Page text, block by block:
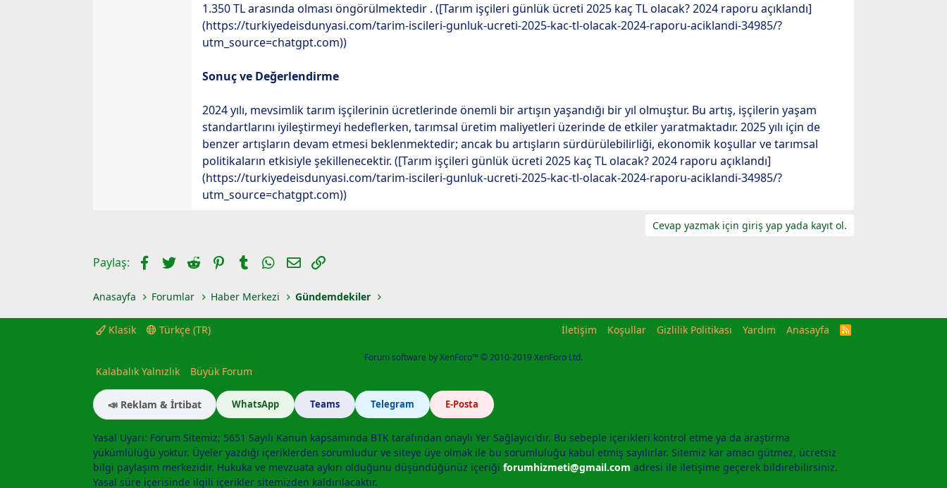
1.350 TL arasında olması öngörülmektedir . ([Tarım işçileri günlük ücreti 2025 kaç TL olacak? 2024 raporu açıklandı]
(https://turkiyedeisdunyasi.com/tarim-iscileri-gunluk-ucreti-2025-kac-tl-olacak-2024-raporu-aciklandi-34985/?
utm_source=chatgpt.com))
Sonuç ve Değerlendirme
2024 yılı, mevsimlik tarım işçilerinin ücretlerinde önemli bir artışın yaşandığı bir yıl olmuştur. Bu artış, işçilerin yaşam
standartlarını iyileştirmeyi hedeflerken, tarımsal üretim maliyetleri üzerinde de etkiler yaratmaktadır. 2025 yılı için de
benzer artışların devam etmesi beklenmektedir; ancak bu artışların sürdürülebilirliği, ekonomik koşullar ve tarımsal
politikaların etkisiyle şekillenecektir. ([Tarım işçileri günlük ücreti 2025 kaç TL olacak? 2024 raporu açıklandı]
(https://turkiyedeisdunyasi.com/tarim-iscileri-gunluk-ucreti-2025-kac-tl-olacak-2024-raporu-aciklandi-34985/?
utm_source=chatgpt.com))
Cevap yazmak için giriş yap yada kayıt ol.
Paylaş: Facebook
TwitterReddit PinterestTumblrWhatsApp
E-postaLink
Anasayfa Forumlar Haber Merkezi Gündemdekiler
Klasik Türkçe (TR) İletişim Koşullar Gizlilik Politikası Yardım Anasayfa
R
Forum software by XenForo™© 2010-2019 XenForo Ltd.
Kalabalık Yalnızlık Büyük Forum
📣 Reklam & İrtibat WhatsApp Teams Telegram E-Posta
Yasal Uyarı: Forum Sitemiz; 5651 Sayılı Kanun kapsamında BTK tarafından onaylı Yer Sağlayıcı'dır. Bu sebeple içerikleri kontrol etme ya da araştırma
yükümlülüğü yoktur. Üyeler yazdığı içeriklerden sorumludur ve siteye üye olmak ile bu sorumluluğu kabul etmiş sayılırlar. Sitemiz kar amacı gütmez, ücretsiz
bilgi paylaşım merkezidir. Hukuka ve mevzuata aykırı olduğunu düşündüğünüz içeriği forumhizmeti@gmail.com adresi ile iletişime geçerek bildirebilirsiniz.
Yasal süre içerisinde ilgili içerikler sitemizden kaldırılacaktır.